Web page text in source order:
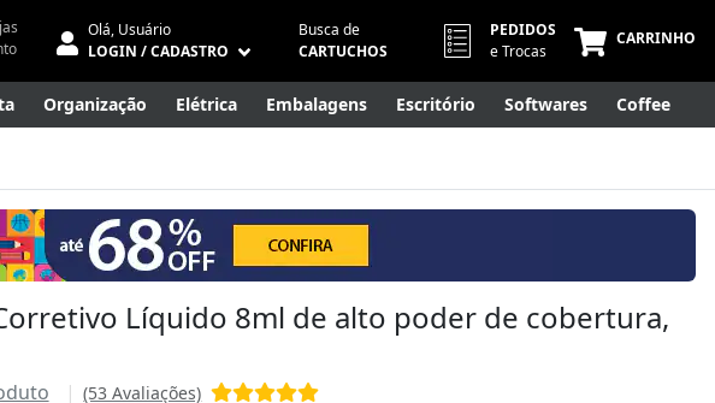
Olá, Usuário
LOGIN / CADASTRO
Busca de
CARTUCHOS
PEDIDOS
e Trocas
CARRINHO
Organização Elétrica Embalagens Escritório Softwares Coffee
Líquido 8ml de alto poder de cobertura,
(53 Avaliações)